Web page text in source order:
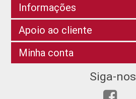
Informações
Apoio ao cliente
Minha conta
Siga-nos